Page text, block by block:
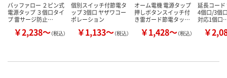
バッファロー ２ピン式
電源タップ ３個口タイ
プ 雷サージ防止…
￥2,238～（税込）
個別スイッチ付節電タ
ップ 3個口 ヤザワコー
ポレーション
￥1,133～（税込）
オーム電機 電源タップ
押しボタンスイッチ付
き雷ガード節電タッ…
￥1,428～（税込）
延長コー
4個口/3個
対応1個口
￥